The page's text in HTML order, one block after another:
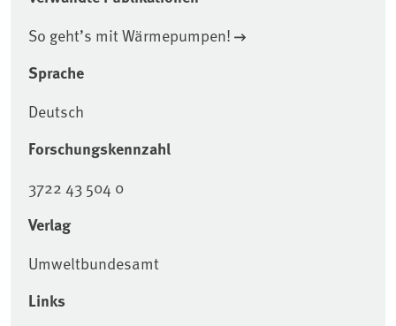
So geht’s mit Wärmepumpen!
Sprache
Deutsch
Forschungskennzahl
3722 43 504 0
Verlag
Umweltbundesamt
Links